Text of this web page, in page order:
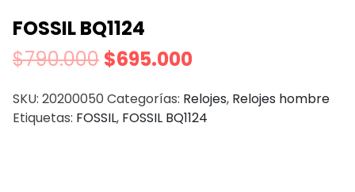
FOSSIL BQ1124
$790.000 $695.000
SKU: 20200050 Categorías: Relojes, Relojes hombre
Etiquetas: FOSSIL, FOSSIL BQ1124